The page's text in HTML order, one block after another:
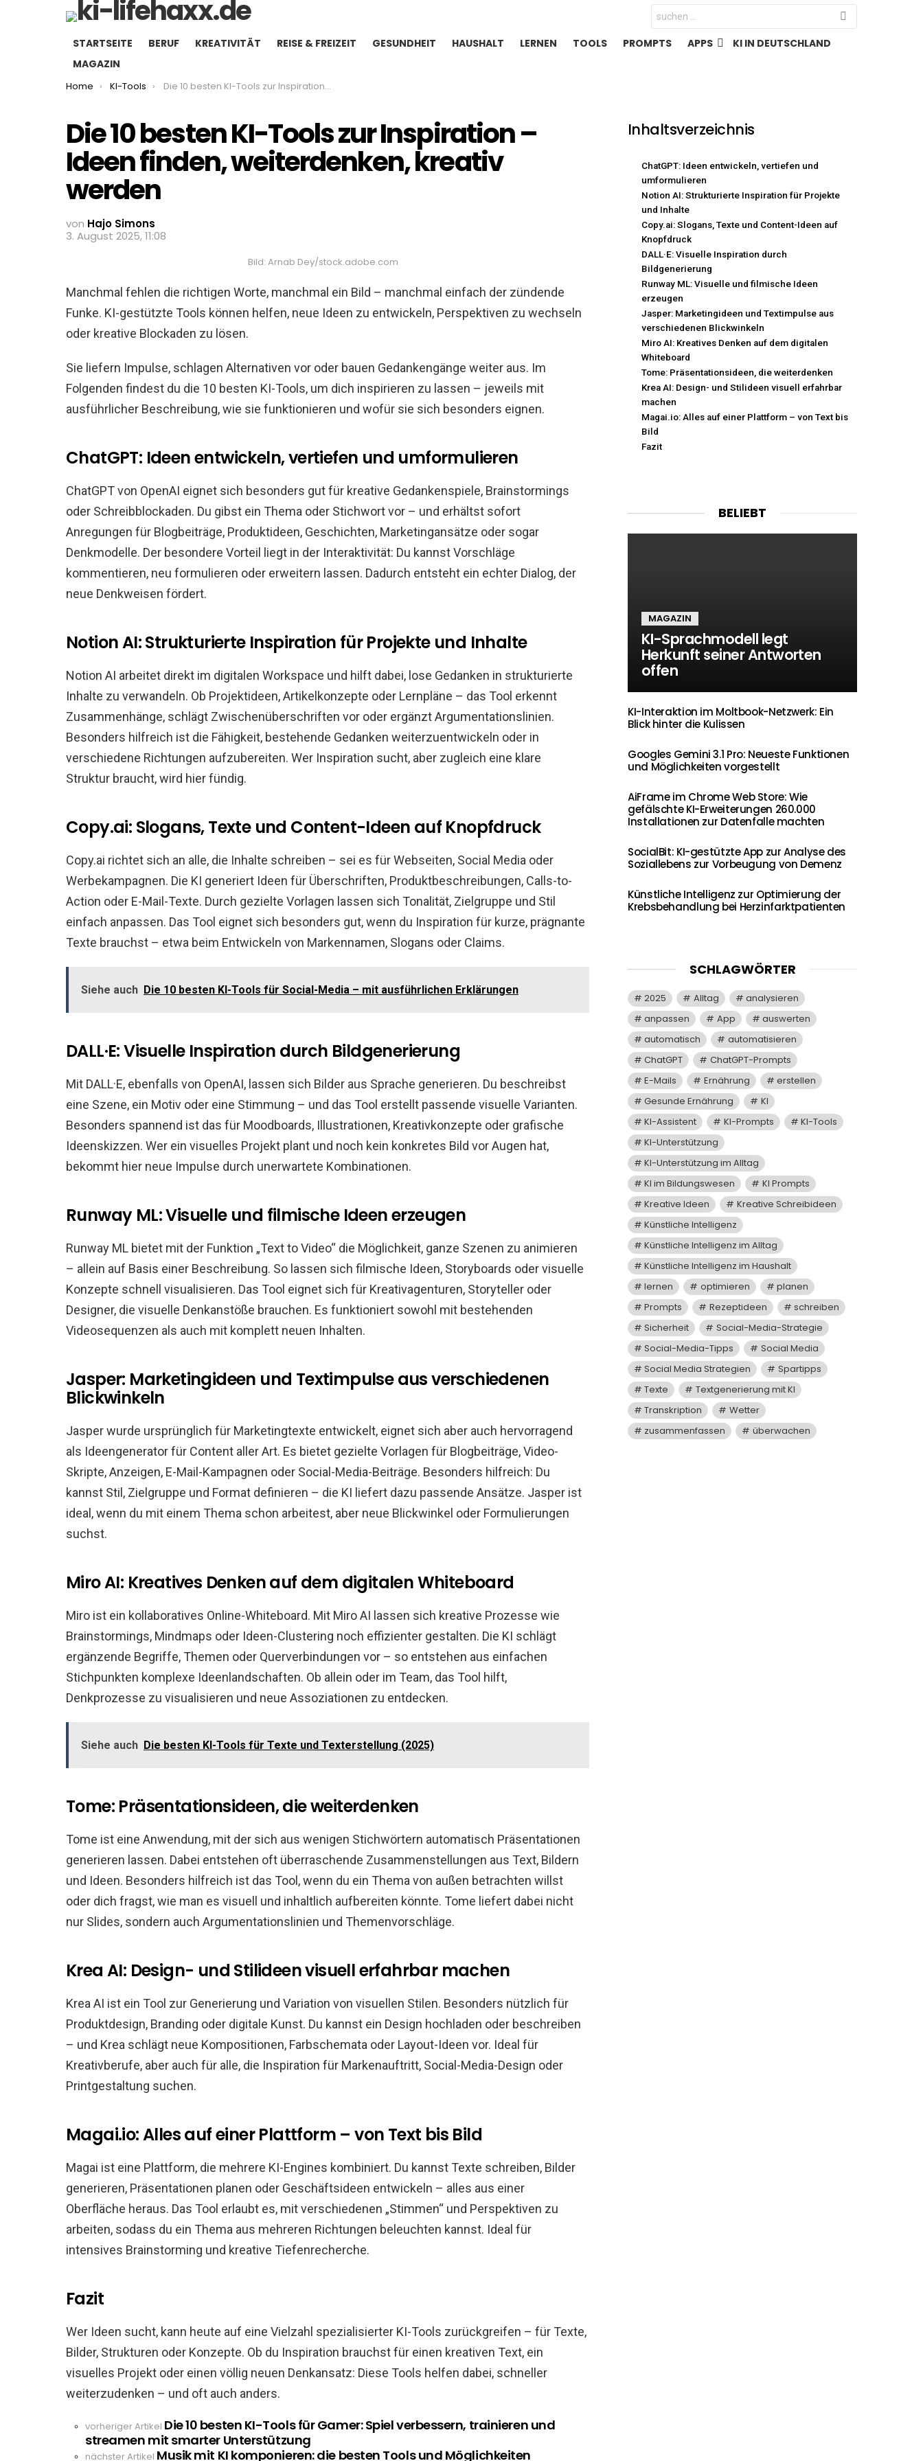
Search
for:
STARTSEITE BERUF KREATIVITÄT REISE & FREIZEIT GESUNDHEIT HAUSHALT LERNEN TOOLS PROMPTS APPS
KI IN DEUTSCHLAND
MAGAZIN
You are here:
Home KI-Tools Die 10 besten KI-Tools zur Inspiration – Ideen finden, weiterdenken, kreativ werden
Die 10 besten KI-Tools zur Inspiration –
Ideen finden, weiterdenken, kreativ
werden
von Hajo Simons
3. August 2025, 11:08
Bild: Arnab Dey/stock.adobe.com
Manchmal fehlen die richtigen Worte, manchmal ein Bild – manchmal einfach der zündende
Funke. KI-gestützte Tools können helfen, neue Ideen zu entwickeln, Perspektiven zu wechseln
oder kreative Blockaden zu lösen.
Sie liefern Impulse, schlagen Alternativen vor oder bauen Gedankengänge weiter aus. Im
Folgenden findest du die 10 besten KI-Tools, um dich inspirieren zu lassen – jeweils mit
ausführlicher Beschreibung, wie sie funktionieren und wofür sie sich besonders eignen.
ChatGPT: Ideen entwickeln, vertiefen und umformulieren
ChatGPT von OpenAI eignet sich besonders gut für kreative Gedankenspiele, Brainstormings
oder Schreibblockaden. Du gibst ein Thema oder Stichwort vor – und erhältst sofort
Anregungen für Blogbeiträge, Produktideen, Geschichten, Marketingansätze oder sogar
Denkmodelle. Der besondere Vorteil liegt in der Interaktivität: Du kannst Vorschläge
kommentieren, neu formulieren oder erweitern lassen. Dadurch entsteht ein echter Dialog, der
neue Denkweisen fördert.
Notion AI: Strukturierte Inspiration für Projekte und Inhalte
Notion AI arbeitet direkt im digitalen Workspace und hilft dabei, lose Gedanken in strukturierte
Inhalte zu verwandeln. Ob Projektideen, Artikelkonzepte oder Lernpläne – das Tool erkennt
Zusammenhänge, schlägt Zwischenüberschriften vor oder ergänzt Argumentationslinien.
Besonders hilfreich ist die Fähigkeit, bestehende Gedanken weiterzuentwickeln oder in
verschiedene Richtungen aufzubereiten. Wer Inspiration sucht, aber zugleich eine klare
Struktur braucht, wird hier fündig.
Copy.ai: Slogans, Texte und Content-Ideen auf Knopfdruck
Copy.ai richtet sich an alle, die Inhalte schreiben – sei es für Webseiten, Social Media oder
Werbekampagnen. Die KI generiert Ideen für Überschriften, Produktbeschreibungen, Calls-to-
Action oder E-Mail-Texte. Durch gezielte Vorlagen lassen sich Tonalität, Zielgruppe und Stil
einfach anpassen. Das Tool eignet sich besonders gut, wenn du Inspiration für kurze, prägnante
Texte brauchst – etwa beim Entwickeln von Markennamen, Slogans oder Claims.
Siehe auch Die 10 besten KI-Tools für Social-Media – mit ausführlichen Erklärungen
DALL·E: Visuelle Inspiration durch Bildgenerierung
Mit DALL·E, ebenfalls von OpenAI, lassen sich Bilder aus Sprache generieren. Du beschreibst
eine Szene, ein Motiv oder eine Stimmung – und das Tool erstellt passende visuelle Varianten.
Besonders spannend ist das für Moodboards, Illustrationen, Kreativkonzepte oder grafische
Ideenskizzen. Wer ein visuelles Projekt plant und noch kein konkretes Bild vor Augen hat,
bekommt hier neue Impulse durch unerwartete Kombinationen.
Runway ML: Visuelle und filmische Ideen erzeugen
Runway ML bietet mit der Funktion „Text to Video“ die Möglichkeit, ganze Szenen zu animieren
– allein auf Basis einer Beschreibung. So lassen sich filmische Ideen, Storyboards oder visuelle
Konzepte schnell visualisieren. Das Tool eignet sich für Kreativagenturen, Storyteller oder
Designer, die visuelle Denkanstöße brauchen. Es funktioniert sowohl mit bestehenden
Videosequenzen als auch mit komplett neuen Inhalten.
Jasper: Marketingideen und Textimpulse aus verschiedenen
Blickwinkeln
Jasper wurde ursprünglich für Marketingtexte entwickelt, eignet sich aber auch hervorragend
als Ideengenerator für Content aller Art. Es bietet gezielte Vorlagen für Blogbeiträge, Video-
Skripte, Anzeigen, E-Mail-Kampagnen oder Social-Media-Beiträge. Besonders hilfreich: Du
kannst Stil, Zielgruppe und Format definieren – die KI liefert dazu passende Ansätze. Jasper ist
ideal, wenn du mit einem Thema schon arbeitest, aber neue Blickwinkel oder Formulierungen
suchst.
Miro AI: Kreatives Denken auf dem digitalen Whiteboard
Miro ist ein kollaboratives Online-Whiteboard. Mit Miro AI lassen sich kreative Prozesse wie
Brainstormings, Mindmaps oder Ideen-Clustering noch effizienter gestalten. Die KI schlägt
ergänzende Begriffe, Themen oder Querverbindungen vor – so entstehen aus einfachen
Stichpunkten komplexe Ideenlandschaften. Ob allein oder im Team, das Tool hilft,
Denkprozesse zu visualisieren und neue Assoziationen zu entdecken.
Siehe auch Die besten KI-Tools für Texte und Texterstellung (2025)
Tome: Präsentationsideen, die weiterdenken
Tome ist eine Anwendung, mit der sich aus wenigen Stichwörtern automatisch Präsentationen
generieren lassen. Dabei entstehen oft überraschende Zusammenstellungen aus Text, Bildern
und Ideen. Besonders hilfreich ist das Tool, wenn du ein Thema von außen betrachten willst
oder dich fragst, wie man es visuell und inhaltlich aufbereiten könnte. Tome liefert dabei nicht
nur Slides, sondern auch Argumentationslinien und Themenvorschläge.
Krea AI: Design- und Stilideen visuell erfahrbar machen
Krea AI ist ein Tool zur Generierung und Variation von visuellen Stilen. Besonders nützlich für
Produktdesign, Branding oder digitale Kunst. Du kannst ein Design hochladen oder beschreiben
– und Krea schlägt neue Kompositionen, Farbschemata oder Layout-Ideen vor. Ideal für
Kreativberufe, aber auch für alle, die Inspiration für Markenauftritt, Social-Media-Design oder
Printgestaltung suchen.
Magai.io: Alles auf einer Plattform – von Text bis Bild
Magai ist eine Plattform, die mehrere KI-Engines kombiniert. Du kannst Texte schreiben, Bilder
generieren, Präsentationen planen oder Geschäftsideen entwickeln – alles aus einer
Oberfläche heraus. Das Tool erlaubt es, mit verschiedenen „Stimmen“ und Perspektiven zu
arbeiten, sodass du ein Thema aus mehreren Richtungen beleuchten kannst. Ideal für
intensives Brainstorming und kreative Tiefenrecherche.
Fazit
Wer Ideen sucht, kann heute auf eine Vielzahl spezialisierter KI-Tools zurückgreifen – für Texte,
Bilder, Strukturen oder Konzepte. Ob du Inspiration brauchst für einen kreativen Text, ein
visuelles Projekt oder einen völlig neuen Denkansatz: Diese Tools helfen dabei, schneller
weiterzudenken – und oft auch anders.
See
more
vorheriger Artikel Die 10 besten KI-Tools für Gamer: Spiel verbessern, trainieren und
streamen mit smarter Unterstützung
nächster Artikel Musik mit KI komponieren: die besten Tools und Möglichkeiten
Inhaltsverzeichnis
ChatGPT: Ideen entwickeln, vertiefen und
umformulieren
Notion AI: Strukturierte Inspiration für Projekte
und Inhalte
Copy.ai: Slogans, Texte und Content-Ideen auf
Knopfdruck
DALL·E: Visuelle Inspiration durch
Bildgenerierung
Runway ML: Visuelle und filmische Ideen
erzeugen
Jasper: Marketingideen und Textimpulse aus
verschiedenen Blickwinkeln
Miro AI: Kreatives Denken auf dem digitalen
Whiteboard
Tome: Präsentationsideen, die weiterdenken
Krea AI: Design- und Stilideen visuell erfahrbar
machen
Magai.io: Alles auf einer Plattform – von Text bis
Bild
Fazit
BELIEBT
MAGAZIN
KI-Sprachmodell legt
Herkunft seiner Antworten
offen
KI-Interaktion im Moltbook-Netzwerk: Ein
Blick hinter die Kulissen
Googles Gemini 3.1 Pro: Neueste Funktionen
und Möglichkeiten vorgestellt
AiFrame im Chrome Web Store: Wie
gefälschte KI-Erweiterungen 260.000
Installationen zur Datenfalle machten
SocialBit: KI-gestützte App zur Analyse des
Soziallebens zur Vorbeugung von Demenz
Künstliche Intelligenz zur Optimierung der
Krebsbehandlung bei Herzinfarktpatienten
SCHLAGWÖRTER
2025 Alltag
analysieren
anpassen
App
auswerten
automatisch
automatisieren
ChatGPT
ChatGPT-Prompts
E-Mails
Ernährung
erstellen
Gesunde Ernährung
KI
KI-Assistent
KI-Prompts
KI-Tools
KI-Unterstützung
KI-Unterstützung im Alltag
KI im Bildungswesen
KI Prompts
Kreative Ideen
Kreative Schreibideen
Künstliche Intelligenz
Künstliche Intelligenz im Alltag
Künstliche Intelligenz im Haushalt
lernen
optimieren
planen
Prompts
Rezeptideen
schreiben
Sicherheit
Social-Media-Strategie
Social-Media-Tipps
Social Media
Social Media Strategien
Spartipps
Texte
Textgenerierung mit KI
Transkription
Wetter
zusammenfassen
überwachen